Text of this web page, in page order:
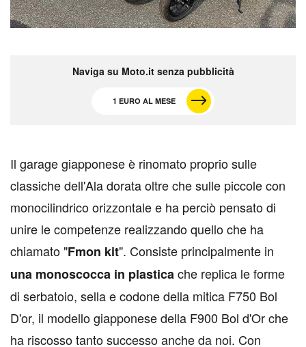
Naviga su Moto.it senza pubblicità
1 EURO AL MESE
Il garage giapponese è rinomato proprio sulle
classiche dell'Ala dorata oltre che sulle piccole con
monocilindrico orizzontale e ha perciò pensato di
unire le competenze realizzando quello che ha
chiamato "Fmon kit". Consiste principalmente in
una monoscocca in plasticache replica le forme
di serbatoio, sella e codone della mitica F750 Bol
D'or, il modello giapponese della F900 Bol d'Or che
ha riscosso tanto successo anche da noi. Con